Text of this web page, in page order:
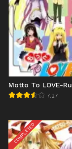
Motto To LOVE-Ru
7.27
COMPLETED